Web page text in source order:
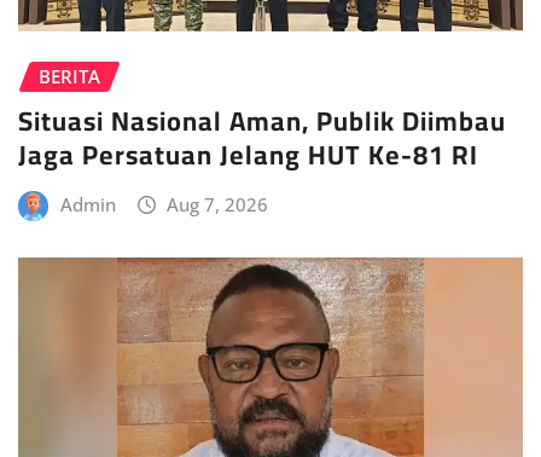
BERITA
Situasi Nasional Aman, Publik Diimbau
Jaga Persatuan Jelang HUT Ke-81 RI
Admin Aug 7, 2026